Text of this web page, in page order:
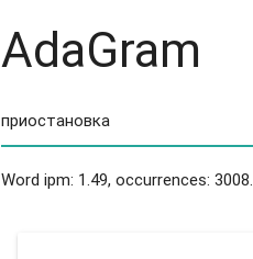
AdaGram
Word ipm: 1.49, occurrences: 3008.